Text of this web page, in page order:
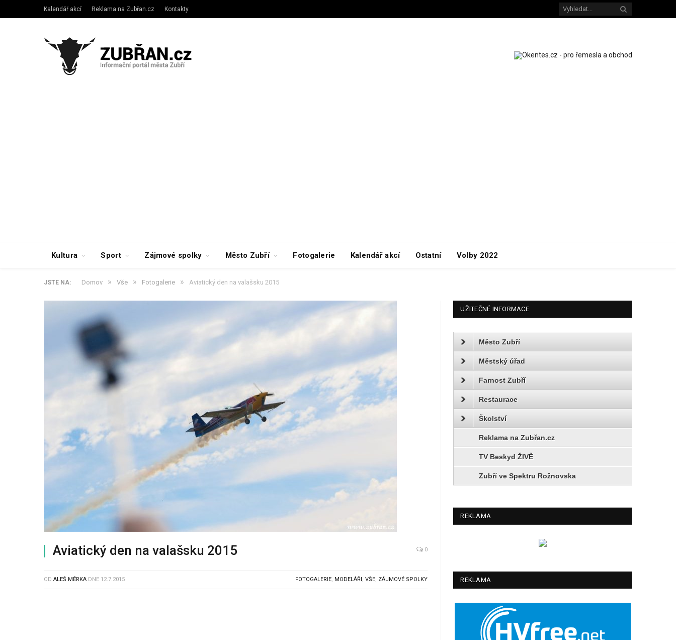
Kalendář akcí Reklama na Zubřan.cz Kontakty
Kultura Sport Zájmové spolky Město Zubří Fotogalerie Kalendář akcí Ostatní Volby 2022
JSTE NA: Domov » Vše » Fotogalerie » Aviatický den na valašsku 2015
Aviatický den na valašsku 2015 0
OD ALEŠ MĚRKA DNE 12.7.2015 FOTOGALERIE, MODELÁŘI,VŠE, ZÁJMOVÉ SPOLKY
UŽITEČNÉ INFORMACE
Město Zubří
Městský úřad
Farnost Zubří
Restaurace
Školství
Reklama na Zubřan.cz
TV Beskyd ŽIVĚ
Zubří ve Spektru Rožnovska
REKLAMA
REKLAMA